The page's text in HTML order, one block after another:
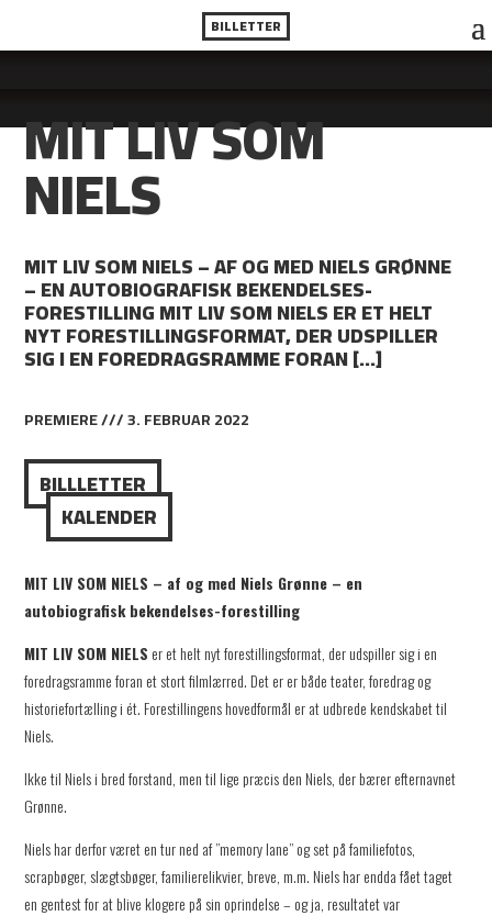
BILLETTER
MIT LIV SOM
NIELS
MIT LIV SOM NIELS – AF OG MED NIELS GRØNNE
– EN AUTOBIOGRAFISK BEKENDELSES-
FORESTILLING MIT LIV SOM NIELS ER ET HELT
NYT FORESTILLINGSFORMAT, DER UDSPILLER
SIG I EN FOREDRAGSRAMME FORAN […]
PREMIERE /// 3. FEBRUAR 2022
BILLLETTER
KALENDER
MIT LIV SOM NIELS – af og med Niels Grønne – en
autobiografisk bekendelses-forestilling
MIT LIV SOM NIELS er et helt nyt forestillingsformat, der udspiller sig i en
foredragsramme foran et stort filmlærred. Det er er både teater, foredrag og
historiefortælling i ét. Forestillingens hovedformål er at udbrede kendskabet til
Niels.
Ikke til Niels i bred forstand, men til lige præcis den Niels, der bærer efternavnet
Grønne.
Niels har derfor været en tur ned af ”memory lane” og set på familiefotos,
scrapbøger, slægtsbøger, familierelikvier, breve, m.m. Niels har endda fået taget
en gentest for at blive klogere på sin oprindelse – og ja, resultatet var